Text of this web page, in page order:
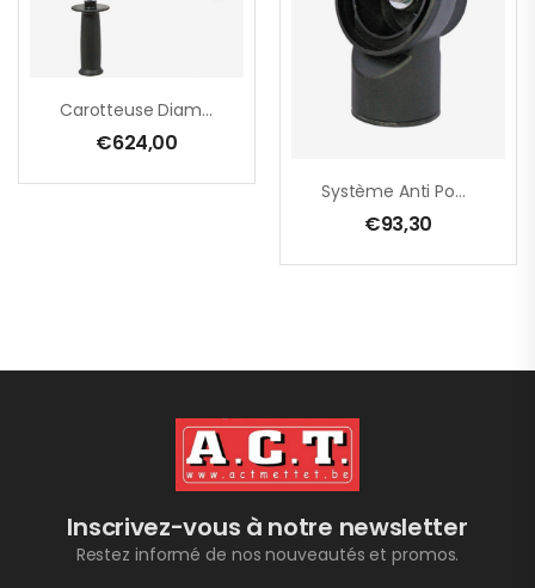
Carotteuse Diamant – ESD 1801 – 1800W
€624,00
Système Anti Poussière H-SYSTEM : M18 – M16
€93,30
Inscrivez-vous à notre newsletter
Restez informé de nos nouveautés et promos.